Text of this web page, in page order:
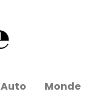
Auto Monde